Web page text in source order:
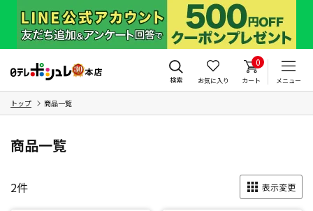
検索 お気に入り
0
カート メニュー
トップ 商品一覧
商品一覧
2件 表示変更